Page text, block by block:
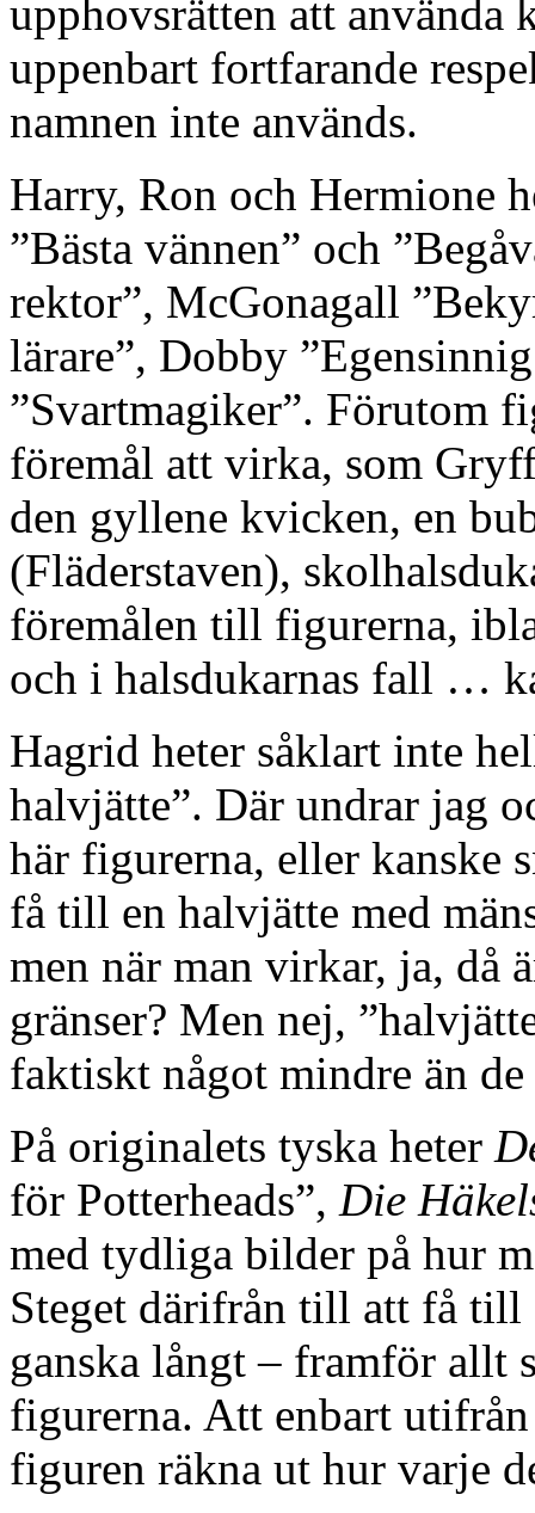
upphovsrätten att använda
uppenbart fortfarande
namnen inte används.
Harry, Ron och Hermione
”Bästa vännen” och
rektor”, McGonagall
lärare”, Dobby
”Svartmagiker”. Förutom
föremål att virka, som
den gyllene kvicken, en
(Fläderstaven),
föremålen till figurerna,
och i halsdukarnas fall …
Hagrid heter såklart inte
halvjätte”. Där undrar jag
här figurerna, eller kanske
få till en halvjätte med
men när man virkar, ja, då
gränser? Men nej,
faktiskt något mindre än
På originalets tyska heter
för Potterheads”, Die
med tydliga bilder på hur
Steget därifrån till att få till
ganska långt – framför allt
figurerna. Att enbart
figuren räkna ut hur varje